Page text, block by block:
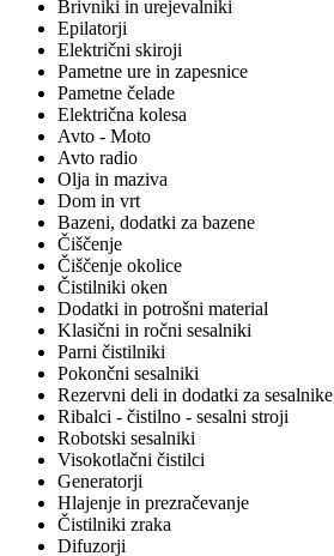
Brivniki in urejevalniki
Epilatorji
Električni skiroji
Pametne ure in zapesnice
Pametne čelade
Električna kolesa
Avto - Moto
Avto radio
Olja in maziva
Dom in vrt
Bazeni, dodatki za bazene
Čiščenje
Čiščenje okolice
Čistilniki oken
Dodatki in potrošni material
Klasični in ročni sesalniki
Parni čistilniki
Pokončni sesalniki
Rezervni deli in dodatki za sesalnike
Ribalci - čistilno - sesalni stroji
Robotski sesalniki
Visokotlačni čistilci
Generatorji
Hlajenje in prezračevanje
Čistilniki zraka
Difuzorji